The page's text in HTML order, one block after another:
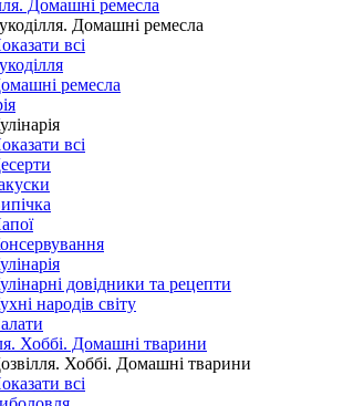
Домашні ремесла
Домашні ремесла
всі
ремесла
всі
довідники та рецепти
народів світу
Хоббі. Домашні тварини
Хоббі. Домашні тварини
всі